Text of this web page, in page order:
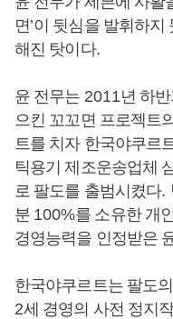
면’이 뒷심을 발휘하지
해진 탓이다.
윤 전무는 2011년 하반
으킨 꼬꼬면 프로젝트
트를 치자 한국야쿠르
틱용기 제조운송업체
로 팔도를 출범시켰다.
분 100%를 소유한 개
경영능력을 인정받은
한국야쿠르트는 팔도
2세 경영의 사전 정지